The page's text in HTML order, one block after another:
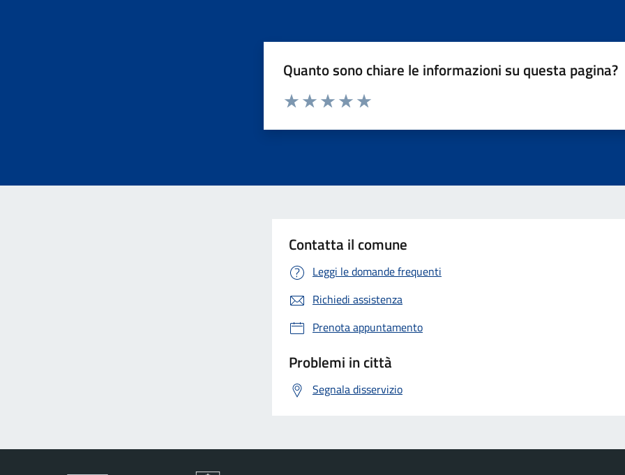
Quanto sono chiare le informazioni su questa pagina?
Contatta il comune
Leggi le domande frequenti
Richiedi assistenza
Prenota appuntamento
Problemi in città
Segnala disservizio